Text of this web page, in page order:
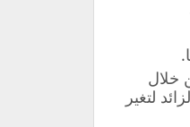
خلال
لتغير